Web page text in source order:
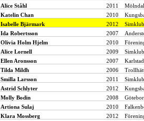
Alice Ståhl 2011
Katelin Chan 2010
Isabelle Bjärmark 2012
Ida Robertsson 2007
Olivia Holm Hjelm 2010
Alice Lornell 2009
Ellen Aronsson 2007
Tilda Mildh 2006
Smilla Larsson 2011
Astrid Schlyter 2012
Molly Bodin 2008
Artiona Sulaj 2010
Klara Mossberg 2012